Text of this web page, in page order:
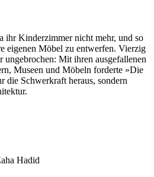
ihr Kinderzimmer nicht mehr, und so
eigenen Möbel zu entwerfen. Vierzig
ungebrochen: Mit ihren ausgefallenen
Museen und Möbeln forderte »Die
Schwerkraft heraus, sondern
Hadid